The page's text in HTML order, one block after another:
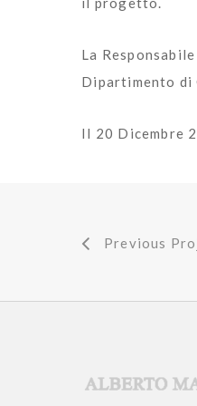
La
Dipartimento di
Il 20 Dicembre
Previous